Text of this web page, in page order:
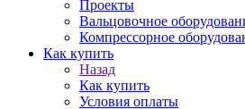
Проекты
Вальцовочное
Компрессорное
Как купить
Назад
Как купить
Условия оплаты